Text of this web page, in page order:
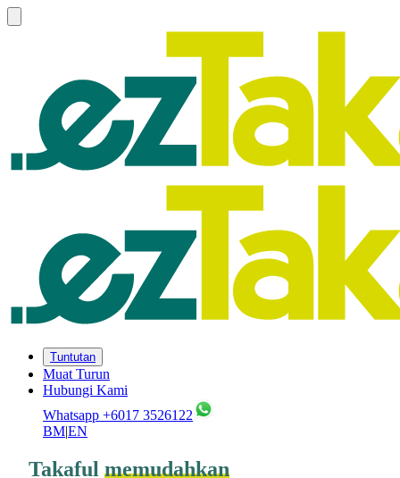
Tuntutan
Muat Turun
Hubungi Kami
Whatsapp +6017 3526122
BM|EN
Takaful memudahkan